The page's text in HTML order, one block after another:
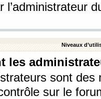
l’administrateur
Niveaux
les
sont
sur le